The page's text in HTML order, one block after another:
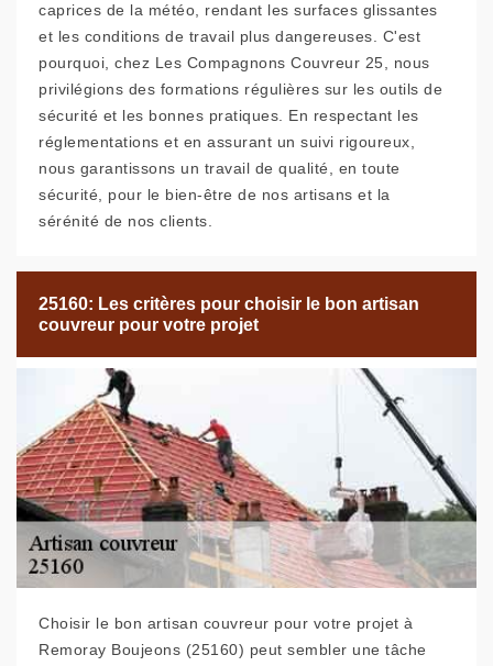
caprices de la météo, rendant les surfaces glissantes
et les conditions de travail plus dangereuses. C'est
pourquoi, chez Les Compagnons Couvreur 25, nous
privilégions des formations régulières sur les outils de
sécurité et les bonnes pratiques. En respectant les
réglementations et en assurant un suivi rigoureux,
nous garantissons un travail de qualité, en toute
sécurité, pour le bien-être de nos artisans et la
sérénité de nos clients.
25160: Les critères pour choisir le bon artisan
couvreur pour votre projet
Choisir le bon artisan couvreur pour votre projet à
Remoray Boujeons (25160) peut sembler une tâche